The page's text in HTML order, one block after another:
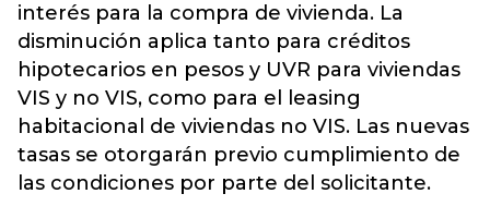
interés para la compra de vivienda. La
disminución aplica tanto para créditos
hipotecarios en pesos y UVR para viviendas
VIS y no VIS, como para el leasing
habitacional de viviendas no VIS. Las nuevas
tasas se otorgarán previo cumplimiento de
las condiciones por parte del solicitante.